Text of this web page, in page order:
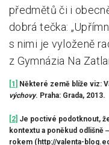
předmětů či i
dobrá tečka:
s nimi je vyloženě
z Gymnázia Na
[1] Některé země blíže viz:
výchovy. Praha: Grada, 2013.
[2] Je poctivé podotknout,
kontextu a poněkud odlišně
rokem (http://valenta-